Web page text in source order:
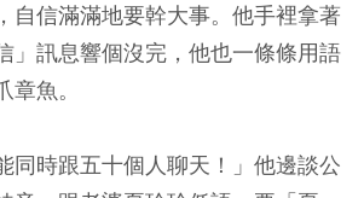
自信滿滿地要幹大事。他手裡拿著
」訊息響個沒完，他也一條條用語
魚。
同時跟五十個人聊天！」他邊談公